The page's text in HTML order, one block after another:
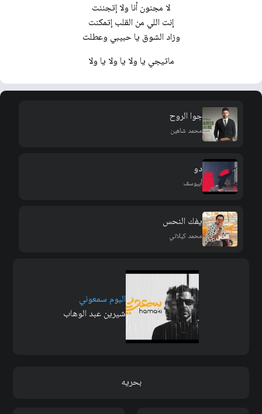
لا مجنون أنا ولا إتجننت
إنت اللي من القلب إتمكنت
وزاد الشوق يا حبيبي وعطلت
ماتيجي يا ولا يا ولا يا ولا
جوا الروح
محمد شاهين
دو
أبيوسف
يفك النحس
محمد كيلاني
البوم سمعوني
شيرين عبد الوهاب
بحريه